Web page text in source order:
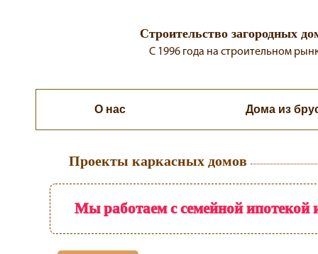
Строительство загородных
C 1996 года на строительном
О нас Дома из
Проекты каркасных домов
Мы работаем с семейной ипотекой